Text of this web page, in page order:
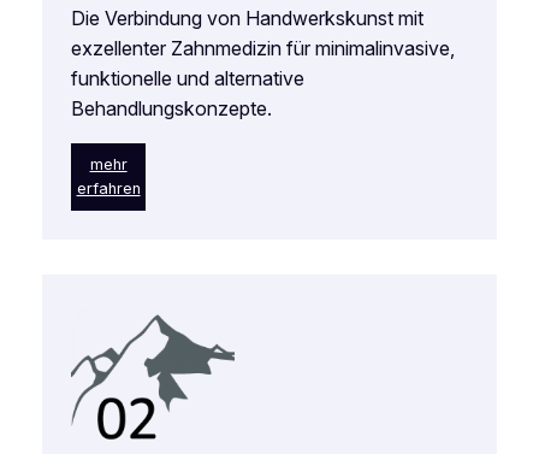
Die Verbindung von Handwerkskunst mit
exzellenter Zahnmedizin für minimalinvasive,
funktionelle und alternative
Behandlungskonzepte.
mehr
erfahren